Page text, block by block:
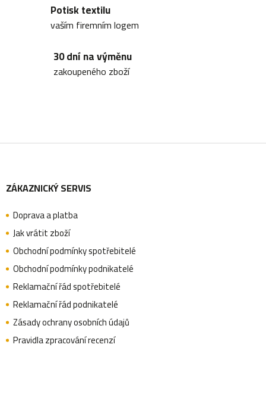
c
u
Potisk textilu
vaším firemním logem
30 dní na výměnu
zakoupeného zboží
á
p
a
t
ZÁKAZNICKÝ SERVIS
Doprava a platba
Jak vrátit zboží
Obchodní podmínky spotřebitelé
Obchodní podmínky podnikatelé
Reklamační řád spotřebitelé
Reklamační řád podnikatelé
Zásady ochrany osobních údajů
Pravidla zpracování recenzí